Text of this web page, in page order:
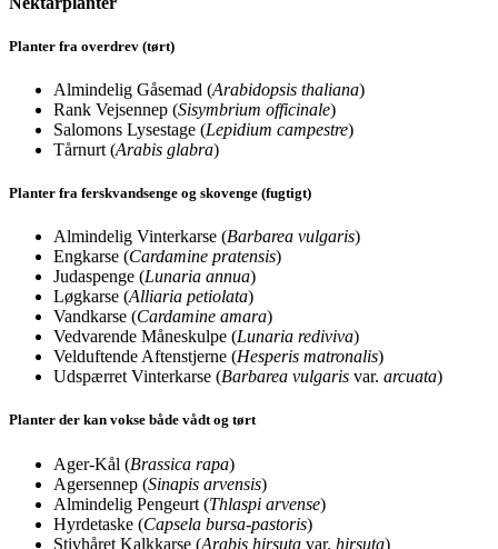
Planter fra overdrev (tørt)
Almindelig Gåsemad (Arabidopsis thaliana)
Rank Vejsennep (Sisymbrium officinale)
Salomons Lysestage (Lepidium campestre)
Tårnurt (Arabis glabra)
Planter fra ferskvandsenge og skovenge (fugtigt)
Almindelig Vinterkarse (Barbarea vulgaris)
Engkarse (Cardamine pratensis)
Judaspenge (Lunaria annua)
Løgkarse (Alliaria petiolata)
Vandkarse (Cardamine amara)
Vedvarende Måneskulpe (Lunaria rediviva)
Velduftende Aftenstjerne (Hesperis matronalis)
Udspærret Vinterkarse (Barbarea vulgaris var. arcuata)
Planter der kan vokse både vådt og tørt
Ager-Kål (Brassica rapa)
Agersennep (Sinapis arvensis)
Almindelig Pengeurt (Thlaspi arvense)
Hyrdetaske (Capsela bursa-pastoris)
Stivhåret Kalkkarse (Arabis hirsuta var. hirsuta)